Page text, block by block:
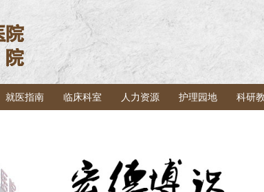
就医指南 临床科室 人力资源 护理园地 科研